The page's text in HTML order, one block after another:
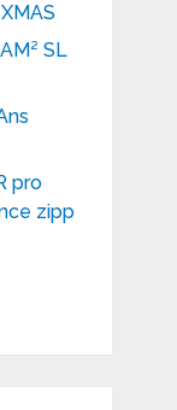
SL
pro
zipp